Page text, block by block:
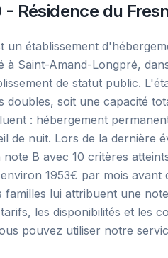
- Résidence du
un établissement
à Saint-Amand-Longpré,
de statut public.
soit une capacité
: hébergement
de nuit. Lors de la dernière
B avec 10 critères
1953€ par mois avant
lui attribuent une
les disponibilités et les
pouvez utiliser notre